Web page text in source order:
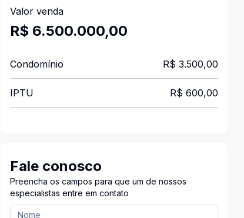
Valor venda
R$ 6.500.000,00
Condomínio R$ 3.500,00
IPTU R$ 600,00
Fale conosco
Preencha os campos para que um de nossos
especialistas entre em contato